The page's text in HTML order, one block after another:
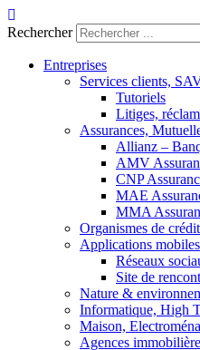
Aller
au
Rechercher
Entreprises
Services clients,
Tutoriels
Litiges,
Assurances,
Allianz –
AMV
CNP
MAE
MMA
Organismes de
Applications mobiles
Réseaux
Site de
Nature &
Informatique, High
Maison,
Agences